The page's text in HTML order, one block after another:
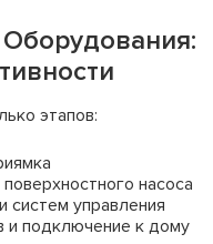
этапов:
насоса
систем управления
и подключение к дому